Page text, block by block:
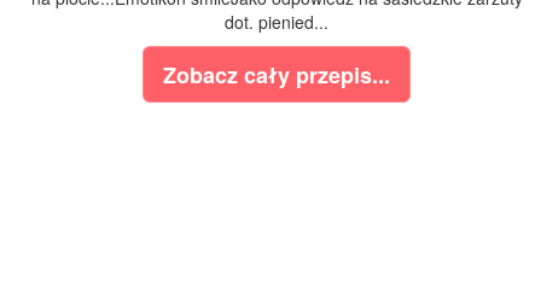
dot. pienied...
Zobacz cały przepis...